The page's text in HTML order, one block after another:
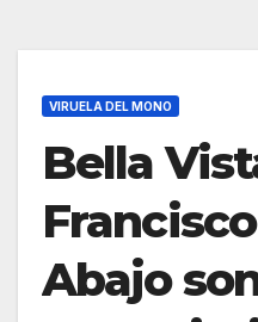
VIRUELA DEL MONO
Bella
Abajo